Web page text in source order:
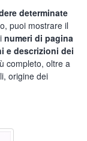
determinate
puoi mostrare il
numeri di pagina
e descrizioni dei
completo, oltre a
origine dei